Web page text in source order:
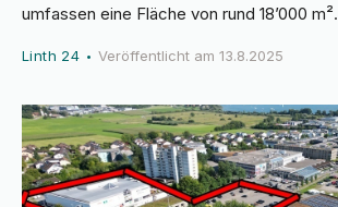
umfassen eine Fläche von rund 18’000 m².
Linth 24 •Veröffentlicht am 13.8.2025